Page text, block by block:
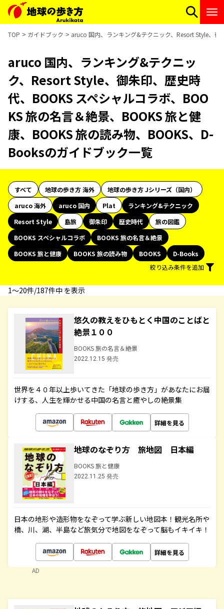
TOP ガイドブック aruco 国内、ランキング&テクニック、Resort Style、御
aruco 国内、ランキング&テクニッ
ク、Resort Style、御朱印、歴史時
代、BOOKS スペシャルコラボ、BOO
KS 旅の名言＆絶景、BOOKS 旅と健
康、BOOKS 旅の読み物、BOOKS、D-
Booksのガイドブック一覧
すべて 地球の歩き方 海外
地球の歩き方 Jシリーズ（国内）
aruco 海外
aruco 国内 Plat
ランキング&テクニック
Resort Style
島旅 御朱印 歴史時代
旅の図鑑
BOOKS スペシャルコラボ
BOOKS 旅の名言＆絶景
BOOKS 旅と健康
BOOKS 旅の読み物 BOOKS
D-Books
絞り込み条件を追加
1〜20件/187件中 を表示
悠久の教えをひもとく中国のことばと
絶景１００
BOOKS 旅の名言＆絶景
2022.12.15 発売
世界を４０年以上歩いてきた「地球の歩き方」があなたにお届
けする、人生を輝かせる中国の名言と癒やしの絶景集
詳細を見る
地球のなぞり方 旅地図 日本編
BOOKS 旅と健康
2022.11.25 発売
日本の地形や造形物をなぞって学ぶ新しい地図本！観光名所や
橋、川、湖、半島など旅気分で地図をなぞって脳もイキイキ！
詳細を見る
AD